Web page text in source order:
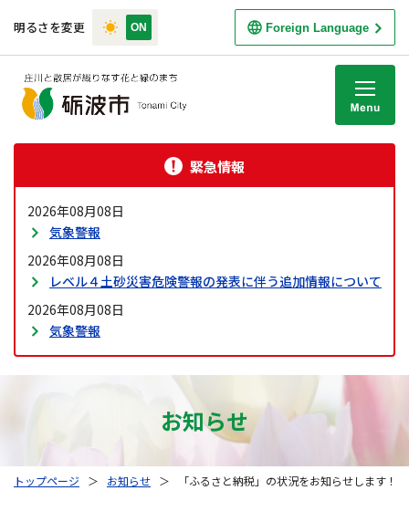
明るさを変更 Foreign Language
緊急情報
2026年08月08日
気象警報
2026年08月08日
レベル４土砂災害危険警報の発表に伴う追加情報について
2026年08月08日
気象警報
お知らせ
トップページ ＞ お知らせ ＞ 「ふるさと納税」の状況をお知らせします！